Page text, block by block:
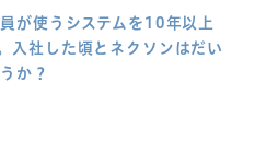
使うシステムを10年以上
入社した頃とネクソンはだい
か？